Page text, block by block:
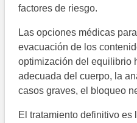
factores de riesgo.
Las opciones médicas
evacuación de los
optimización del equilibrio
adecuada del cuerpo, la
casos graves, el bloqueo
El tratamiento definitivo es